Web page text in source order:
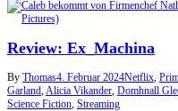
Review: Ex_Machina
By Thomas4. Februar 2024Netflix
Garland Alicia Vikander Domhnall
Science Fiction Streaming